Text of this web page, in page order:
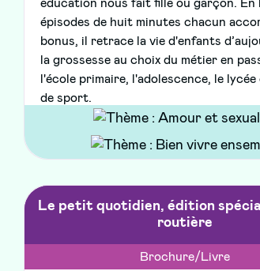
éducation nous fait fille ou garçon. En
épisodes de huit minutes chacun
bonus, il retrace la vie d'enfants
la grossesse au choix du métier en
l'école primaire, l'adolescence, le lycée
de sport.
Le petit quotidien, édition
routière
Brochure/Livre